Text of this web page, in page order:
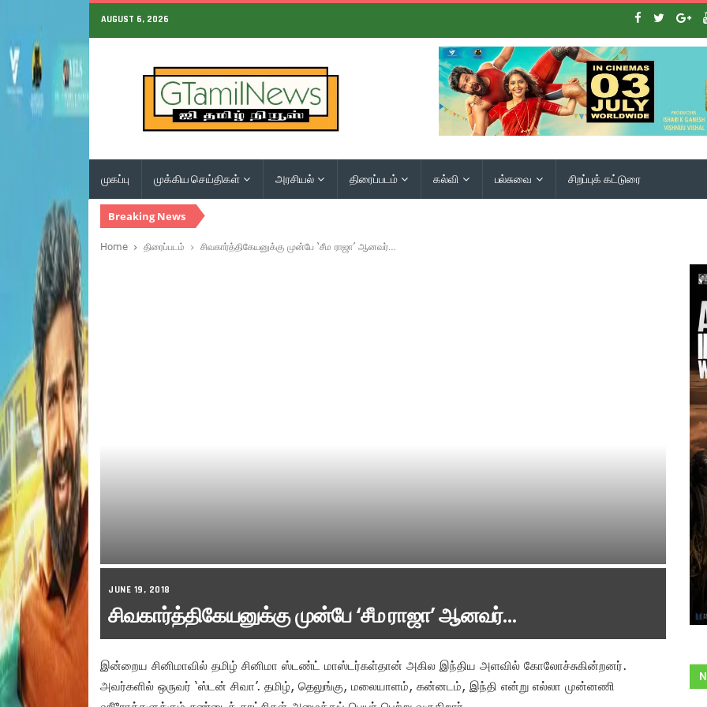
AUGUST 6, 2026
முகப்பு முக்கிய செய்திகள் அரசியல் திரைப்படம் கல்வி பல்சுவை சிறப்புக் கட்டுரை
Breaking News
Home திரைப்படம் சிவகார்த்திகேயனுக்கு முன்பே ‘சீம ராஜா’ ஆனவர்…
JUNE 19, 2018
சிவகார்த்திகேயனுக்கு முன்பே ‘சீம ராஜா’ ஆனவர்…
இன்றைய சினிமாவில் தமிழ் சினிமா ஸ்டண்ட் மாஸ்டர்கள்தான் அகில இந்திய அளவில் கோலோச்சுகின்றனர்.
அவர்களில் ஒருவர் ‘ஸ்டன் சிவா’. தமிழ், தெலுங்கு, மலையாளம், கன்னடம், இந்தி என்று எல்லா முன்னணி